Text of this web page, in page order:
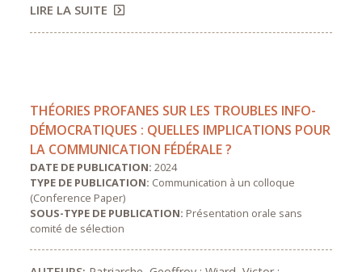
LIRE LA SUITE
THÉORIES PROFANES SUR LES TROUBLES INFO-
DÉMOCRATIQUES : QUELLES IMPLICATIONS POUR
LA COMMUNICATION FÉDÉRALE ?
DATE DE PUBLICATION:2024
TYPE DE PUBLICATION: Communication à un colloque
(Conference Paper)
SOUS-TYPE DE PUBLICATION: Présentation orale sans
comité de sélection